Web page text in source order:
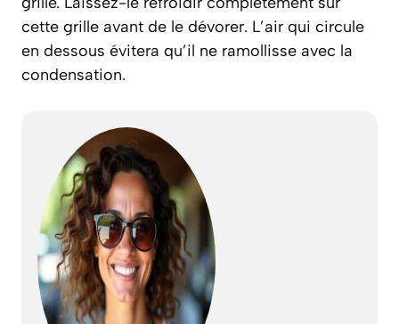
cette grille avant de le dévorer. L’air qui circule
en dessous évitera qu’il ne ramollisse avec la
condensation.